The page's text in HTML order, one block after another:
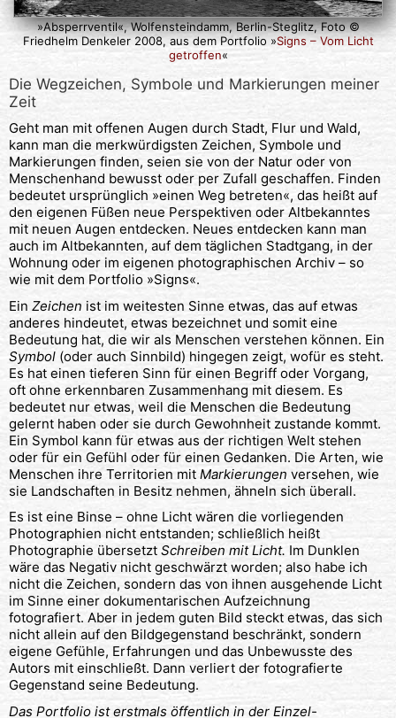
»Absperrventil«, Wolfensteindamm, Berlin-Steglitz, Foto ©
Friedhelm Denkeler 2008, aus dem Portfolio »Signs – Vom Licht
getroffen«
Die Wegzeichen, Symbole und Markierungen meiner
Zeit
Geht man mit offenen Augen durch Stadt, Flur und Wald,
kann man die merkwürdigsten Zeichen, Symbole und
Markierungen finden, seien sie von der Natur oder von
Menschenhand bewusst oder per Zufall geschaffen. Finden
bedeutet ursprünglich »einen Weg betreten«, das heißt auf
den eigenen Füßen neue Perspektiven oder Altbekanntes
mit neuen Augen entdecken. Neues entdecken kann man
auch im Altbekannten, auf dem täglichen Stadtgang, in der
Wohnung oder im eigenen photographischen Archiv – so
wie mit dem Portfolio »Signs«.
Ein Zeichen ist im weitesten Sinne etwas, das auf etwas
anderes hindeutet, etwas bezeichnet und somit eine
Bedeutung hat, die wir als Menschen verstehen können. Ein
Symbol (oder auch Sinnbild) hingegen zeigt, wofür es steht.
Es hat einen tieferen Sinn für einen Begriff oder Vorgang,
oft ohne erkennbaren Zusammenhang mit diesem. Es
bedeutet nur etwas, weil die Menschen die Bedeutung
gelernt haben oder sie durch Gewohnheit zustande kommt.
Ein Symbol kann für etwas aus der richtigen Welt stehen
oder für ein Gefühl oder für einen Gedanken. Die Arten, wie
Menschen ihre Territorien mit Markierungen versehen, wie
sie Landschaften in Besitz nehmen, ähneln sich überall.
Es ist eine Binse – ohne Licht wären die vorliegenden
Photographien nicht entstanden; schließlich heißt
Photographie übersetzt Schreiben mit Licht. Im Dunklen
wäre das Negativ nicht geschwärzt worden; also habe ich
nicht die Zeichen, sondern das von ihnen ausgehende Licht
im Sinne einer dokumentarischen Aufzeichnung
fotografiert. Aber in jedem guten Bild steckt etwas, das sich
nicht allein auf den Bildgegenstand beschränkt, sondern
eigene Gefühle, Erfahrungen und das Unbewusste des
Autors mit einschließt. Dann verliert der fotografierte
Gegenstand seine Bedeutung.
Das Portfolio ist erstmals öffentlich in der Einzel-